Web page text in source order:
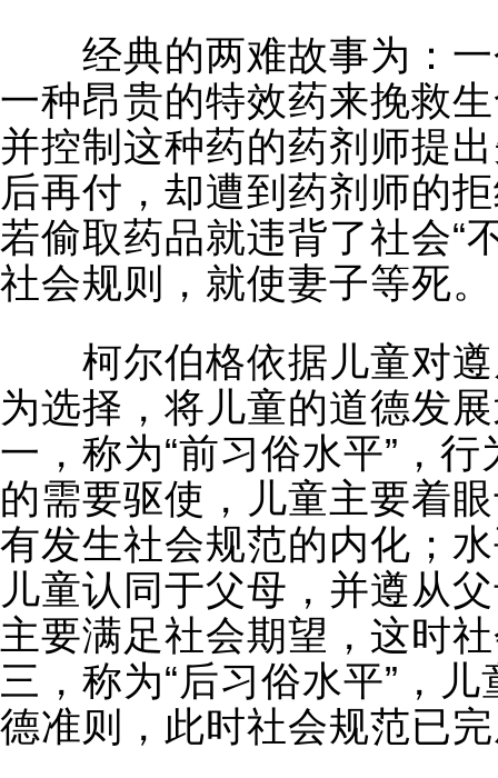
经典的两难故事为：一
一种昂贵的特效药来挽救
并控制这种药的药剂师提
后再付，却遭到药剂师的
若偷取药品就违背了社会“
社会规则，就使妻子等死。
柯尔伯格依据儿童对遵
为选择，将儿童的道德发
一，称为“前习俗水平”，
的需要驱使，儿童主要着
有发生社会规范的内化；
儿童认同于父母，并遵从
主要满足社会期望，这时
三，称为“后习俗水平”，
德准则，此时社会规范已